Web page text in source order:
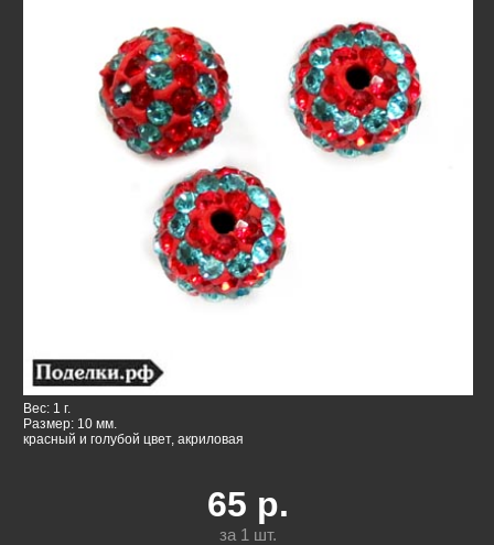
Вес: 1 г.
Размер: 10 мм.
красный и голубой цвет, акриловая
65 р.
за 1 шт.